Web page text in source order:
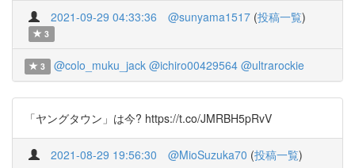
2021-09-29 04:33:36 @sunyama1517 (投稿一覧)
3
3 @colo_muku_jack @ichiro00429564 @ultrarockie
「ヤングタウン」は今? https://t.co/JMRBH5pRvV
2021-08-29 19:56:30 @MioSuzuka70 (投稿一覧)